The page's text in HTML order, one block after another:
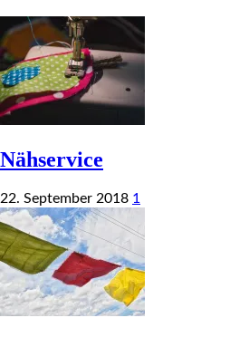
Nähservice
22. September 2018 1